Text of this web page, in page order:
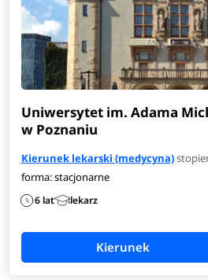
Uniwersytet im. Adama
w Poznaniu
Kierunek lekarski (medycyna)
forma: stacjonarne
6 lat lekarz
Kierunek